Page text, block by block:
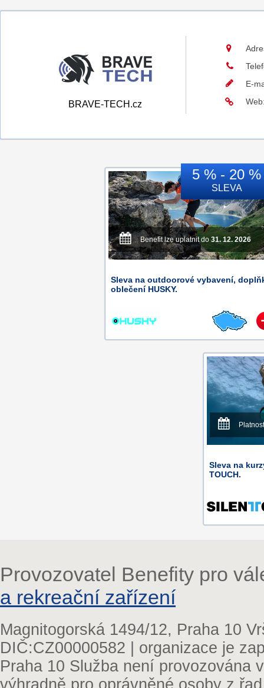
BRAVE-TECH.cz
E-
5 % - 20 %
SLEVA
Benefit lze uplatnit do31. 12. 2026
Sleva na outdoorové vybavení,
oblečení HUSKY.
Sleva na
TOUCH.
Provozovatel Benefity pro
a rekreační zařízení
Magnitogorská 1494/12, Praha 10
DIČ:CZ00000582 | organizace je
Praha 10 Služba není provozována
výhradně pro oprávněné osoby z